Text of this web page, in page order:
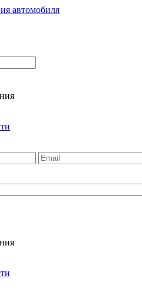
автомобиля